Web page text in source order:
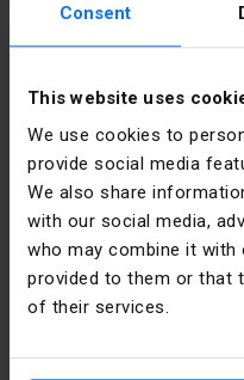
Consent
This website uses
We use cookies to
provide social media
We also share
with our social media,
who may combine it with
provided to them or that
of their services.
17:00
tel.:12 269 12 12
email:info@el12.pl
obsługa zamówień:
poniedziałek - piątek: 7:00 -
15:00
email:esklep@el12.pl